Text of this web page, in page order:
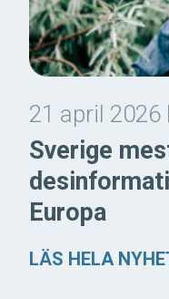
21 april 2026
Sverige
Europa
LÄS HELA